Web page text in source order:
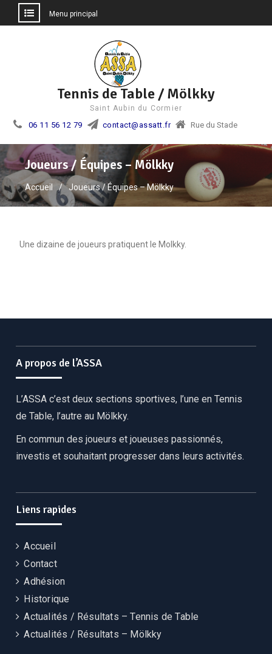
Menu principal
Tennis de Table / Mölkky
Saint Aubin du Cormier
06 11 56 12 79 contact@assatt.fr Rue du Stade
Joueurs / Équipes – Mölkky
Accueil Joueurs / Équipes – Mölkky
Une dizaine de joueurs pratiquent le Molkky.
A propos de l’ASSA
L’ASSA c’est deux sections sportives, l’une en Tennis
de Table, l’autre au Mölkky.
En commun des joueurs et joueuses passionnés,
investis et souhaitant progresser dans leurs activités.
Liens rapides
Accueil
Contact
Adhésion
Historique
Actualités / Résultats – Tennis de Table
Actualités / Résultats – Mölkky